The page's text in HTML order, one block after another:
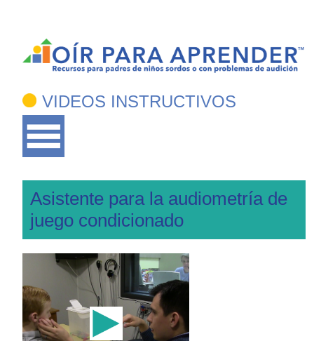
VIDEOS INSTRUCTIVOS
Asistente para la audiometría de
juego condicionado